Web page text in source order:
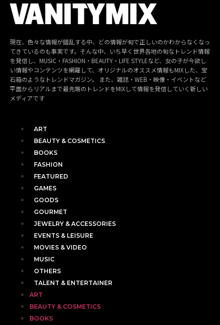
現在、色々な情報が錯乱する中、どの情報が旬で正しいのかわからなくなっ
てきているのも事実です。そんな中、いち早く世界各地の旬なトレンド情報
を発信し、MUSIC・FASHION・BEAUTY・LIFE STYLEなど、女の子が今欲し
い情報やコンテンツを網羅して、オリジナルのオススメ情報もMIXした、宝
石箱のようなトレンドマガジン。 また、雑誌・WEB・映像・イベントなど
平面からリアルまで最先端のトレンドをMIXして情報を発信していく新しい
メディアです
ART
BEAUTY & COSMETICS
BOOKS
FASHION
FEATURED
GAMES
GOODS
GOURMET
JEWELRY & ACCESSORIES
EVENTS & LEISURE
MOVIES & VIDEO
MUSIC
OTHERS
TALENT & ENTERTAINER
ART
BEAUTY & COSMETICS
BOOKS